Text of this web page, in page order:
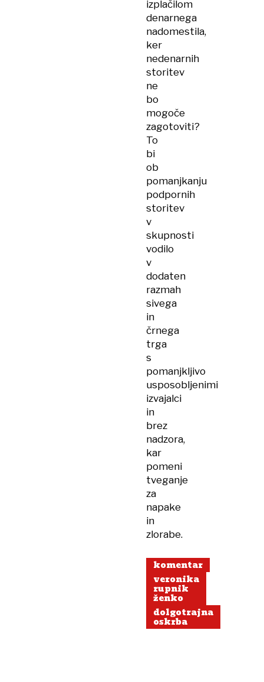
izplačilom
denarnega
nadomestila,
ker
nedenarnih
storitev
ne
bo
mogoče
zagotoviti?
To
bi
ob
pomanjkanju
podpornih
storitev
v
skupnosti
vodilo
v
dodaten
razmah
sivega
in
črnega
trga
s
pomanjkljivo
usposobljenimi
izvajalci
in
brez
nadzora,
kar
pomeni
tveganje
za
napake
in
zlorabe.
komentar
veronika
rupnik
ženko
dolgotrajna
oskrba